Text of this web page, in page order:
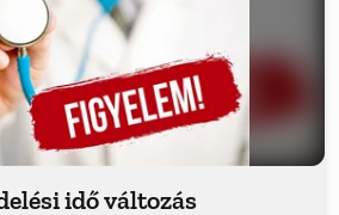
idő változás